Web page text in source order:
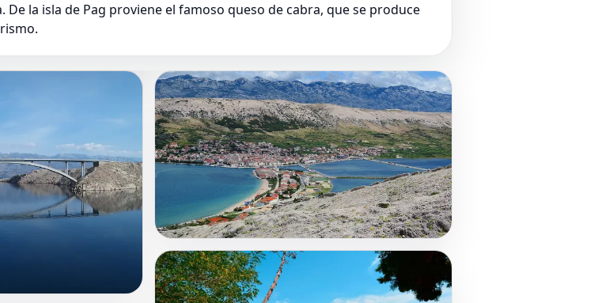
la isla de Pag proviene el famoso queso de cabra, que se produce